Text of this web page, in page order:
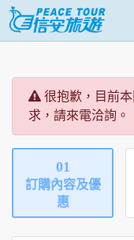
很抱歉，目前
求，請來電洽詢。
01
訂購內容及優
惠